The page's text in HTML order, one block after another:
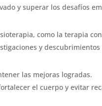
y superar los desafíos
como la terapia
y
las mejoras logradas.
el cuerpo y evitar